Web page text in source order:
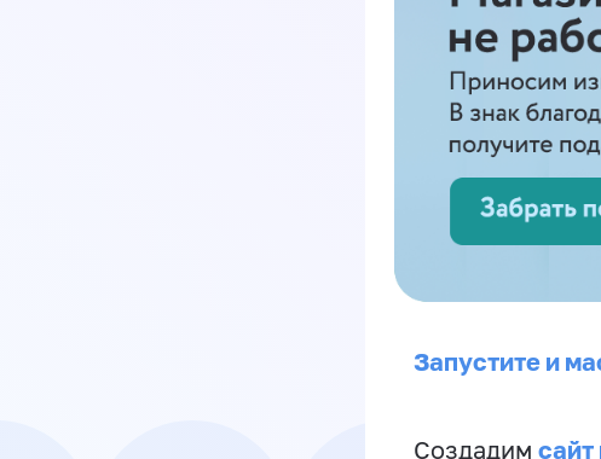
Запустите и
Создадим сайт